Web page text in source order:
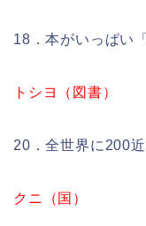
18．本がいっぱい
トシヨ（図書）
20．全世界に200
クニ（国）